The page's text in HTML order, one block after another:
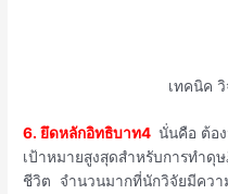
เทคนิค
6. ยึดหลักอิทธิบาท4 นั่นคือ ต้อ
เป้าหมายสูงสุดสำหรับการทำดุ
ชีวิต จำนวนมากที่นักวิจัยมีควา